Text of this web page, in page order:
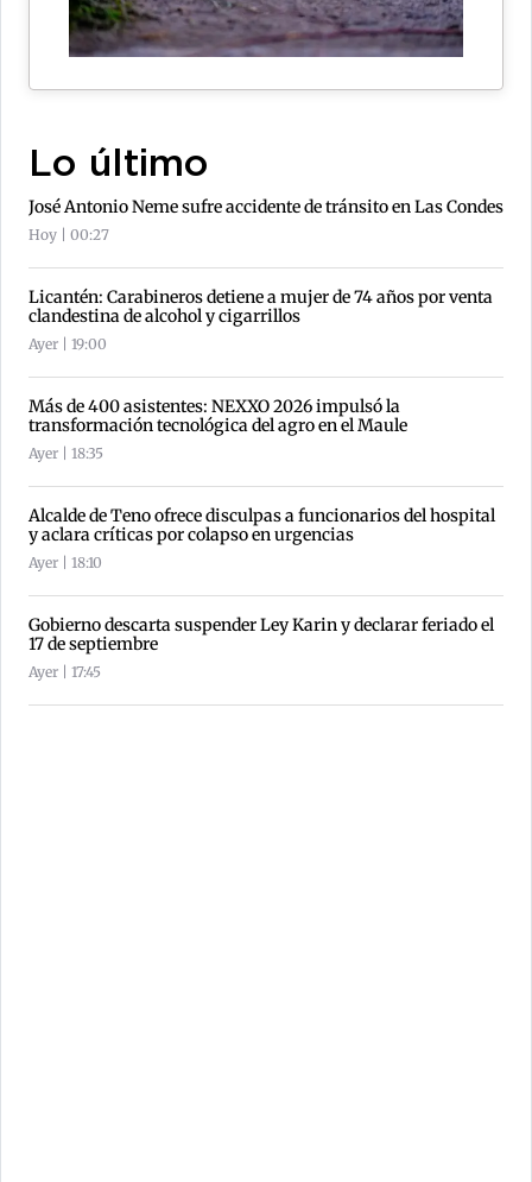
Lo último
José Antonio Neme sufre accidente de tránsito en Las Condes
Hoy | 00:27
Licantén: Carabineros detiene a mujer de 74 años por venta
clandestina de alcohol y cigarrillos
Ayer | 19:00
Más de 400 asistentes: NEXXO 2026 impulsó la
transformación tecnológica del agro en el Maule
Ayer | 18:35
Alcalde de Teno ofrece disculpas a funcionarios del hospital
y aclara críticas por colapso en urgencias
Ayer | 18:10
Gobierno descarta suspender Ley Karin y declarar feriado el
17 de septiembre
Ayer | 17:45